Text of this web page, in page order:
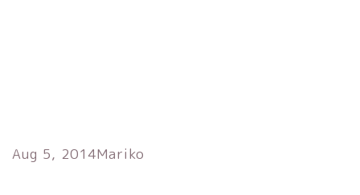
Aug 5, 2014Mariko